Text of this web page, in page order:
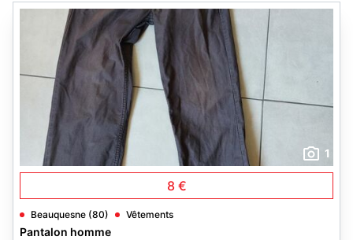
1
8 €
Beauquesne (80) Vêtements
Pantalon homme